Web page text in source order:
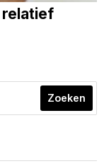
relatief
Zoeken